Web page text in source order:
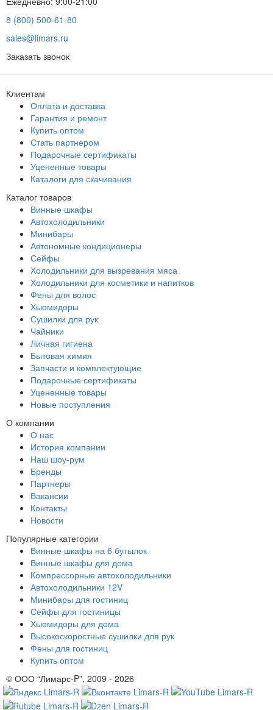
8 (800) 500-61-80
sales@limars.ru
Заказать звонок
Клиентам
Оплата и доставка
Гарантия и ремонт
Купить оптом
Стать партнером
Подарочные сертификаты
Уцененные товары
Каталоги для скачивания
Каталог товаров
Винные шкафы
Автохолодильники
Минибары
Автономные кондиционеры
Сейфы
Холодильники для вызревания мяса
Холодильники для косметики и напитков
Фены для волос
Хьюмидоры
Сушилки для рук
Чайники
Личная гигиена
Бытовая химия
Запчасти и комплектующие
Подарочные сертификаты
Уцененные товары
Новые поступления
О компании
О нас
История компании
Наш шоу-рум
Бренды
Партнеры
Вакансии
Контакты
Новости
Популярные категории
Винные шкафы на 6 бутылок
Винные шкафы для дома
Компрессорные автохолодильники
Автохолодильники 12V
Минибары для гостиниц
Сейфы для гостиницы
Хьюмидоры для дома
Высокоскоростные сушилки для рук
Фены для гостиниц
Купить оптом
© ООО “Лимарс-P”, 2009 - 2026